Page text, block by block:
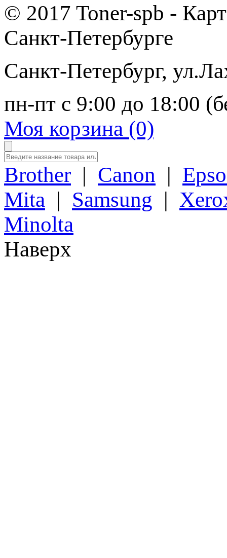
© 2017 Toner-spb -
Санкт-Петербурге
Санкт-Петербург,
пн-пт с 9:00 до 18:00
Моя корзина (0)
Brother | Canon |
Mita | Samsung |
Minolta
Наверх